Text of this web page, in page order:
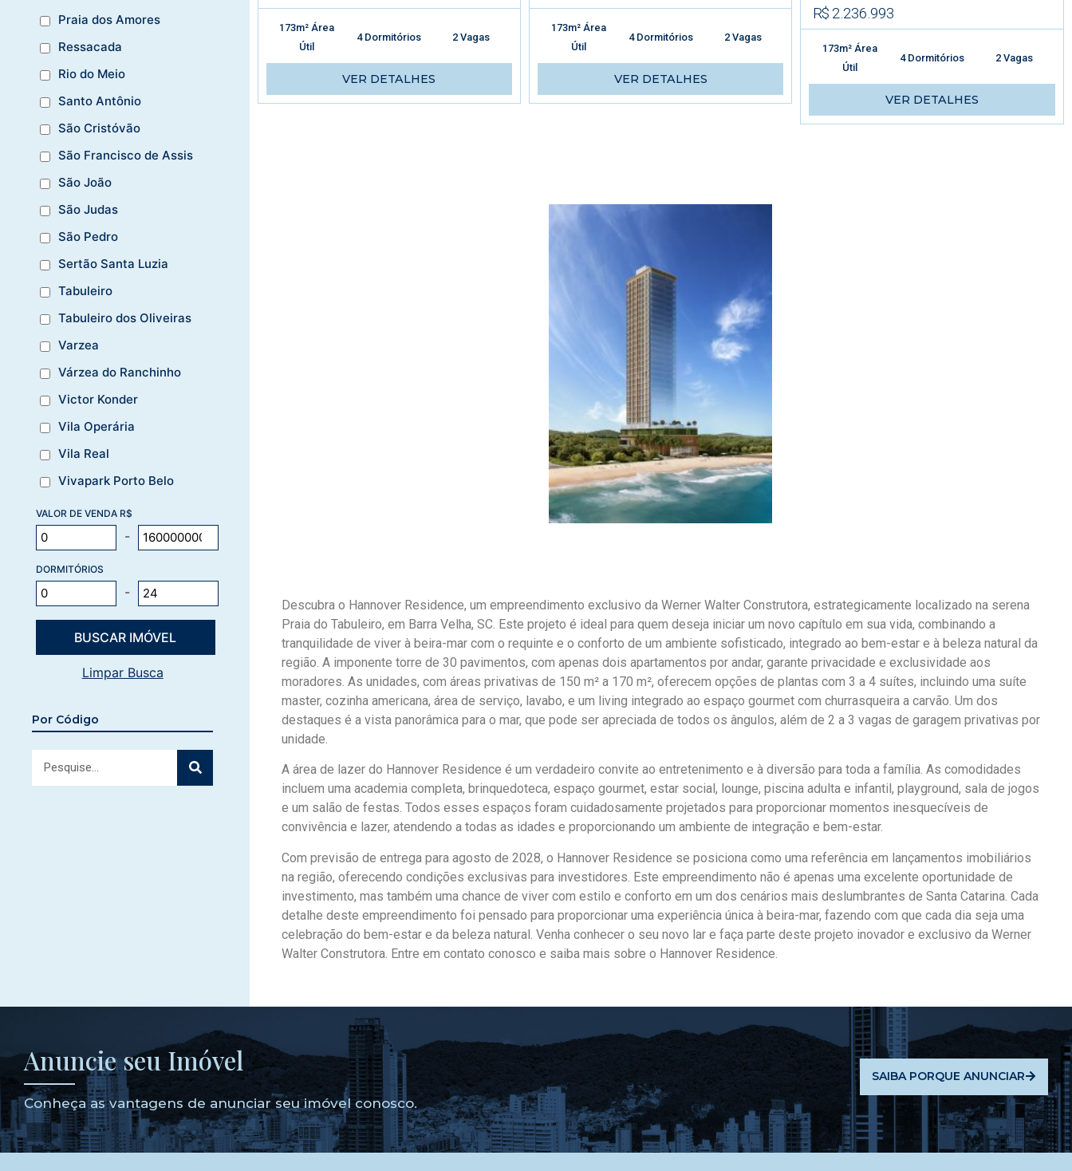
Praia dos Amores
Ressacada
Rio do Meio
Santo Antônio
São Cristóvão
São Francisco de Assis
São João
São Judas
São Pedro
Sertão Santa Luzia
Tabuleiro
Tabuleiro dos Oliveiras
Varzea
Várzea do Ranchinho
Victor Konder
Vila Operária
Vila Real
Vivapark Porto Belo
VALOR DE VENDA R$
-
DORMITÓRIOS
-
Limpar Busca
Por Código
173m² Área
Útil
4 Dormitórios 2 Vagas
VER DETALHES
173m² Área
Útil
4 Dormitórios 2 Vagas
VER DETALHES
R$ 2.236.993
173m² Área
Útil
4 Dormitórios 2 Vagas
VER DETALHES
Descubra o Hannover Residence, um empreendimento exclusivo da Werner Walter Construtora, estrategicamente localizado na serena
Praia do Tabuleiro, em Barra Velha, SC. Este projeto é ideal para quem deseja iniciar um novo capítulo em sua vida, combinando a
tranquilidade de viver à beira-mar com o requinte e o conforto de um ambiente sofisticado, integrado ao bem-estar e à beleza natural da
região. A imponente torre de 30 pavimentos, com apenas dois apartamentos por andar, garante privacidade e exclusividade aos
moradores. As unidades, com áreas privativas de 150 m² a 170 m², oferecem opções de plantas com 3 a 4 suítes, incluindo uma suíte
master, cozinha americana, área de serviço, lavabo, e um living integrado ao espaço gourmet com churrasqueira a carvão. Um dos
destaques é a vista panorâmica para o mar, que pode ser apreciada de todos os ângulos, além de 2 a 3 vagas de garagem privativas por
unidade.
A área de lazer do Hannover Residence é um verdadeiro convite ao entretenimento e à diversão para toda a família. As comodidades
incluem uma academia completa, brinquedoteca, espaço gourmet, estar social, lounge, piscina adulta e infantil, playground, sala de jogos
e um salão de festas. Todos esses espaços foram cuidadosamente projetados para proporcionar momentos inesquecíveis de
convivência e lazer, atendendo a todas as idades e proporcionando um ambiente de integração e bem-estar.
Com previsão de entrega para agosto de 2028, o Hannover Residence se posiciona como uma referência em lançamentos imobiliários
na região, oferecendo condições exclusivas para investidores. Este empreendimento não é apenas uma excelente oportunidade de
investimento, mas também uma chance de viver com estilo e conforto em um dos cenários mais deslumbrantes de Santa Catarina. Cada
detalhe deste empreendimento foi pensado para proporcionar uma experiência única à beira-mar, fazendo com que cada dia seja uma
celebração do bem-estar e da beleza natural. Venha conhecer o seu novo lar e faça parte deste projeto inovador e exclusivo da Werner
Walter Construtora. Entre em contato conosco e saiba mais sobre o Hannover Residence.
Anuncie seu Imóvel
Conheça as vantagens de anunciar seu imóvel conosco.
SAIBA PORQUE ANUNCIAR